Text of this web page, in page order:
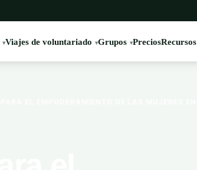
Viajes de voluntariado Grupos PreciosRecursos